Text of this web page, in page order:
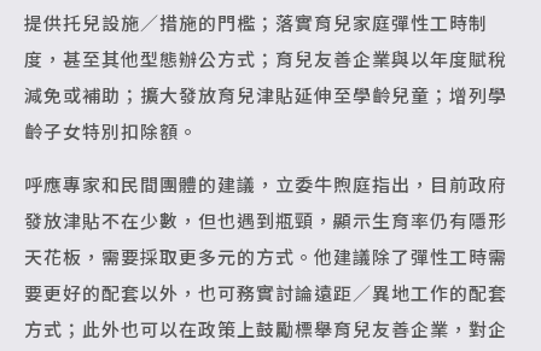
提供托兒設施／措施的門檻；落實育兒家庭彈性工時制
度，甚至其他型態辦公方式；育兒友善企業與以年度賦稅
減免或補助；擴大發放育兒津貼延伸至學齡兒童；增列學
齡子女特別扣除額。
呼應專家和民間團體的建議，立委牛煦庭指出，目前政府
發放津貼不在少數，但也遇到瓶頸，顯示生育率仍有隱形
天花板，需要採取更多元的方式。他建議除了彈性工時需
要更好的配套以外，也可務實討論遠距／異地工作的配套
方式；此外也可以在政策上鼓勵標舉育兒友善企業，對企